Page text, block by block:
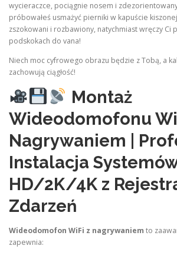
wycieraczce, pociągnie nosem i zdezorientowany
próbowałeś usmażyć pierniki w kapuście
zszokowani i rozbawiony, natychmiast wręczy Ci
podskokach do vana!
Niech moc cyfrowego obrazu będzie z Tobą, a
zachowują ciągłość!
Montaż
Wideodomofonu
Nagrywaniem |
Instalacja
HD/2K/4K z
Zdarzeń
Wideodomofon WiFi z nagrywaniem to
zapewnia: